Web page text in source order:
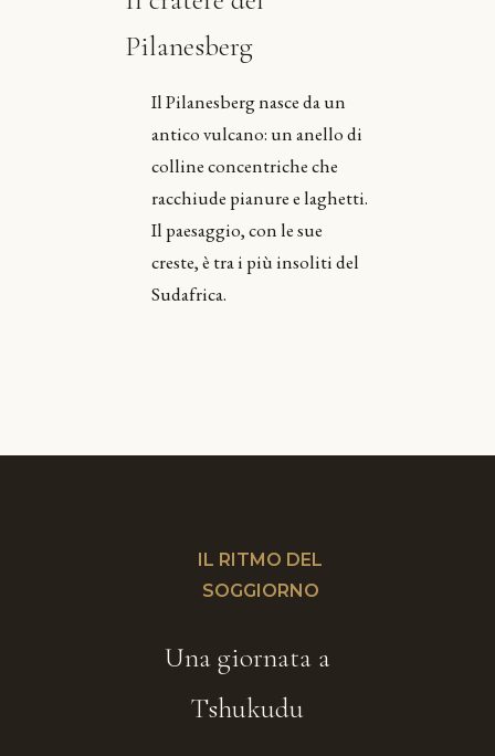
Pilanesberg
Il Pilanesberg nasce da un
antico vulcano: un anello di
colline concentriche che
racchiude pianure e laghetti.
Il paesaggio, con le sue
creste, è tra i più insoliti del
Sudafrica.
IL RITMO DEL
SOGGIORNO
Una giornata a
Tshukudu